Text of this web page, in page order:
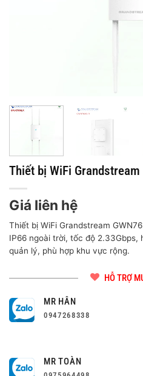
Thiết bị WiFi Grandstream
Giá liên hệ
Thiết bị WiFi Grandstream
IP66 ngoài trời, tốc độ 2.33Gbps,
quản lý, phù hợp khu vực rộng.
HỖ TRỢ
MR HÂN
0947268338
MR TOÀN